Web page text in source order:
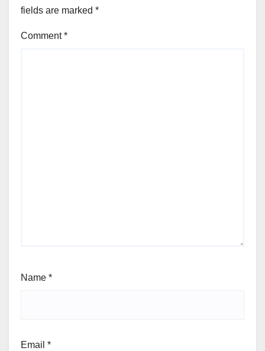
fields are marked *
Comment*
Name *
Email *